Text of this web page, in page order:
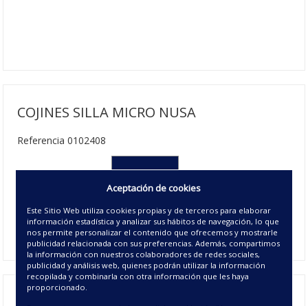
COJINES SILLA MICRO NUSA
Referencia 0102408
00 - UNICO
Disponible
Aceptación de cookies
Este Sitio Web utiliza cookies propias y de terceros para elaborar
información estadística y analizar sus hábitos de navegación, lo que
nos permite personalizar el contenido que ofrecemos y mostrarle
publicidad relacionada con sus preferencias. Además, compartimos
la información con nuestros colaboradores de redes sociales,
publicidad y análisis web, quienes podrán utilizar la información
recopilada y combinarla con otra información que les haya
proporcionado.